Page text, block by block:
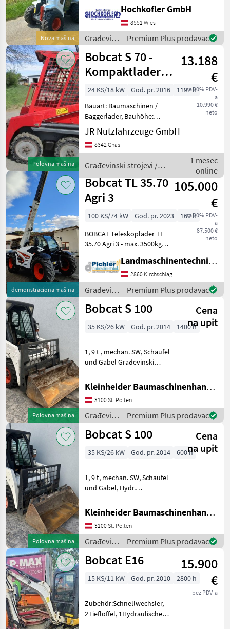
Nova mašina
utovarivač Bobcat L28 -
Kabina s grijanjem -
Joystick - Klima uređaj -
Vilica za palete hidrau
Hochkofler GmbH
8551 Wies
Građevinski
strojevi /
Bobcat
Premium Plus prodavac
Polovna mašina
Bobcat S 70 -
Kompaktlader
mit Schaufel
13.188
€
sa 20% PDV-
a
10.990 €
neto
24 KS/18 kW God. pr. 2016
1197 h
Bauart: Baumaschinen /
Baggerlader, Bauhöhe:
1800mm, Bereifung vorne:
Vollgummi 60 - 80% ,
Bereifung hinten:
Beschreibung: BOBCAT
Kompaktlader
JR Nutzfahrzeuge GmbH
8342 Gnas
Građevinski strojevi /
Bobcat
1 mesec
online
demonstraciona mašina
Bobcat TL 35.70
Agri 3
105.000
€
sa 20% PDV-
a
87.500 €
neto
100 KS/74 kW God. pr. 2023
160 h
BOBCAT Teleskoplader TL
35.70 Agri 3 - max. 3500kg
Hubhöhe - BOBCAT / D34 /
Stage V / 100PS • Paket
AGRI3 • Traktorzulassung •
Getriebe
Landmaschinentechnik Pichler GmbH
2860 Kirchschlag
Građevinski
strojevi /
Bobcat
Premium Plus prodavac
Polovna mašina
Bobcat S 100
Cena
na upit
35 KS/26 kW God. pr. 2014 1400 h
1, 9 t , mechan. SW, Schaufel
und Gabel Građevinski
utovarivači
Kleinheider Baumaschinenhandel GmbH.
3100 St. Pölten
Građevinski
strojevi /
Bobcat
Premium Plus prodavac
Polovna mašina
Bobcat S 100
Cena
na upit
35 KS/26 kW God. pr. 2014 600 h
1, 9 t, mechan. SW, Schaufel
und Gabel, Hydr.
strojevi Kompaktni
utovarivači
Kleinheider Baumaschinenhandel GmbH.
3100 St. Pölten
Građevinski
strojevi /
Bobcat
Premium Plus prodavac
Bobcat E16
15.900
€
bez PDV-a
15 KS/11 kW God. pr. 2010 2800 h
Zubehör:Schnellwechsler,
2Tieflöffel, 1Hydraulischer